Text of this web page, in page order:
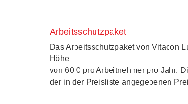
Arbeitsschutzpaket
Das Arbeitsschutzpaket von Vitacon
Höhe
von 60 € pro Arbeitnehmer pro Jahr.
der in der Preisliste angegebenen